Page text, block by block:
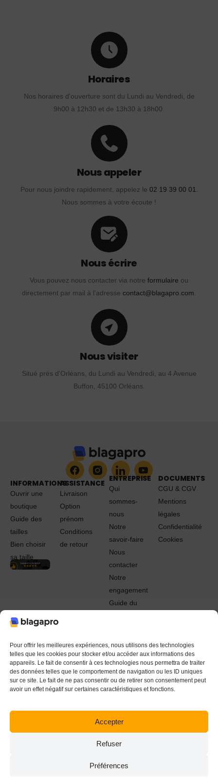
Pour offrir les meilleures expériences, nous utilisons des technologies
telles que les cookies pour stocker et/ou accéder aux informations des
appareils. Le fait de consentir à ces technologies nous permettra de traiter
des données telles que le comportement de navigation ou les ID uniques
sur ce site. Le fait de ne pas consentir ou de retirer son consentement peut
avoir un effet négatif sur certaines caractéristiques et fonctions.
Accepter
Refuser
Préférences
Horaires
Nos horaires d'ouverture sont du Lundi au Vendredi, de
9h00 à 12h30 et de 13h30 à 18h00.
Nous appeler
Pour nous joindre rapidement, appelez le 02 19 39 00 01.
Nous sommes à votre écoute !
Nous écrire
Vous pouvez nous contacter via notre formulaire ou
directement par mail à l'adresse contact@blagapro.com.
Nous visiter
Situé près d'Orléans, du Lundi au Vendredi, au 4 Avenue
Buffon, 45100 Orléans.
INFORMATIONS
Ouvrir une
boutique
Guide des
tailles
Bien choisir
sa taille
ASSISTANCE
Livraison
Option
prénom
Conditions
de retour
ENTREPRISE
Qui
sommes-
nous
Notre
savoir-faire
Nous
contacter
Notre
engagement
Guide du
DOCUMENTS
CGU & CGV
Mentions
légales
Confidentialité
Cookies
© 2022 - 2024 Blagapro. Tous droits réservés. Textiles
personnalisés à Orléans